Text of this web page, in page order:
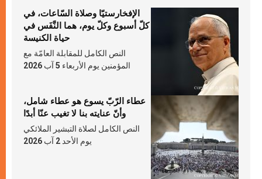
الإفخارستيّا وصلاة السّاعات، في
كلّ أسبوع وكلّ يوم، هما النَّفَس في
حياة الكنيسة
النص الكامل للمقابلة العامّة مع
المؤمنين يوم الأربعاء 5 آب 2026
عطاء الرّبّ يسوع هو عطاء شامل،
وأنّ عنايته بنا لا تغيب عنّا أبدًا
النص الكامل لصلاة التبشير الملائكي
يوم الأحد 2 آب 2026